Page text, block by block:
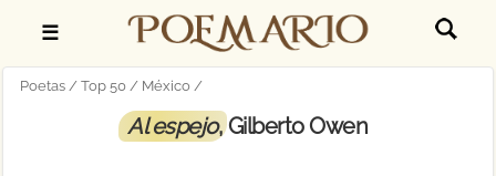
☰
Poetas Top 50 México
Al espejo, Gilberto Owen